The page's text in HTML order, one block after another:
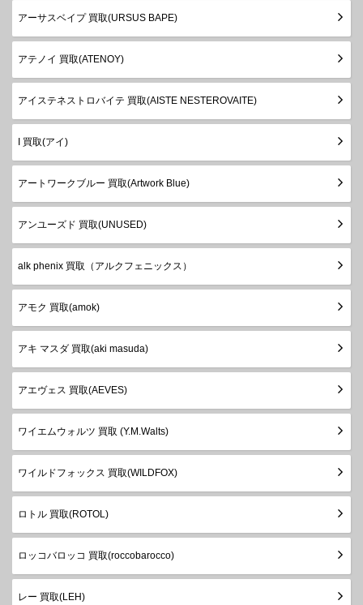
アーサスベイプ 買取(URSUS BAPE)
アテノイ 買取(ATENOY)
アイステネストロバイテ 買取(AISTE NESTEROVAITE)
I 買取(アイ)
アートワークブルー 買取(Artwork Blue)
アンユーズド 買取(UNUSED)
alk phenix 買取（アルクフェニックス）
アモク 買取(amok)
アキ マスダ 買取(aki masuda)
アエヴェス 買取(AEVES)
ワイエムウォルツ 買取 (Y.M.Walts)
ワイルドフォックス 買取(WILDFOX)
ロトル 買取(ROTOL)
ロッコバロッコ 買取(roccobarocco)
レー 買取(LEH)